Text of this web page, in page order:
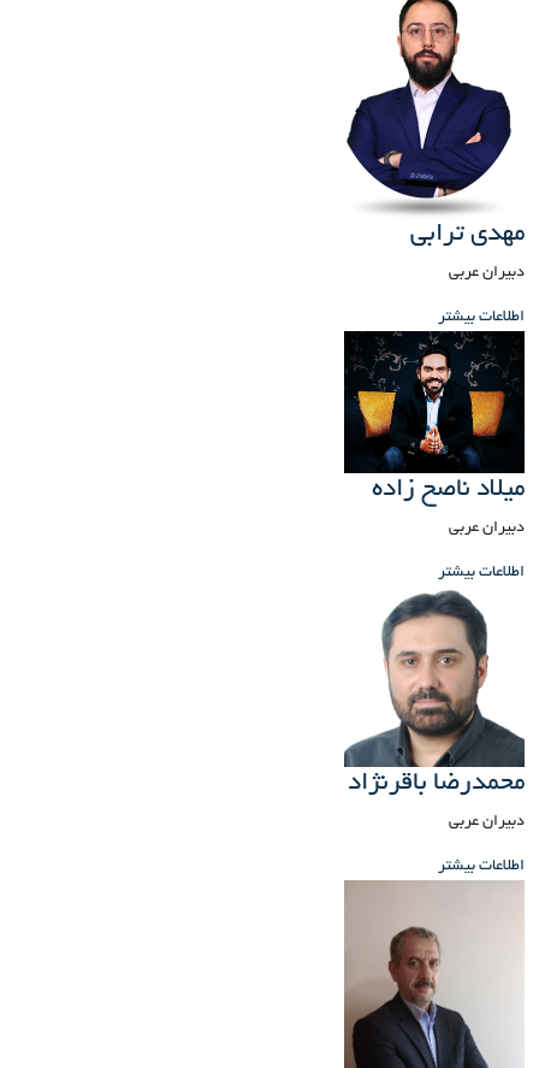
مهدی ترابی
دبیران عربی
اطلاعات بیشتر
میلاد ناصح زاده
دبیران عربی
اطلاعات بیشتر
محمدرضا باقرنژاد
دبیران عربی
اطلاعات بیشتر